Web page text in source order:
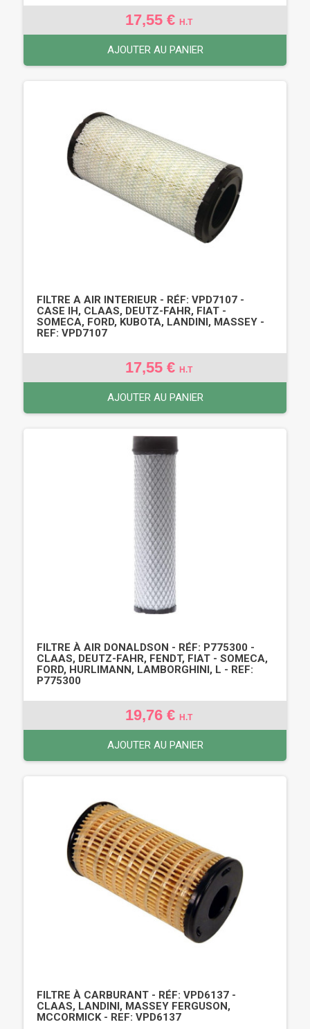
17,55 € H.T
AJOUTER AU PANIER
FILTRE A AIR INTERIEUR - RÉF: VPD7107 -
CASE IH, CLAAS, DEUTZ-FAHR, FIAT -
SOMECA, FORD, KUBOTA, LANDINI, MASSEY -
REF: VPD7107
17,55 € H.T
AJOUTER AU PANIER
FILTRE À AIR DONALDSON - RÉF: P775300 -
CLAAS, DEUTZ-FAHR, FENDT, FIAT - SOMECA,
FORD, HURLIMANN, LAMBORGHINI, L - REF:
P775300
19,76 € H.T
AJOUTER AU PANIER
FILTRE À CARBURANT - RÉF: VPD6137 -
CLAAS, LANDINI, MASSEY FERGUSON,
MCCORMICK - REF: VPD6137